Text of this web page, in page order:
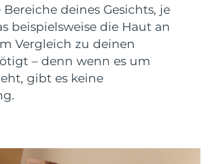
deines Gesichts, je
beispielsweise die Haut an
Vergleich zu deinen
– denn wenn es um
gibt es keine
Erwartete Lieferung8/15/26